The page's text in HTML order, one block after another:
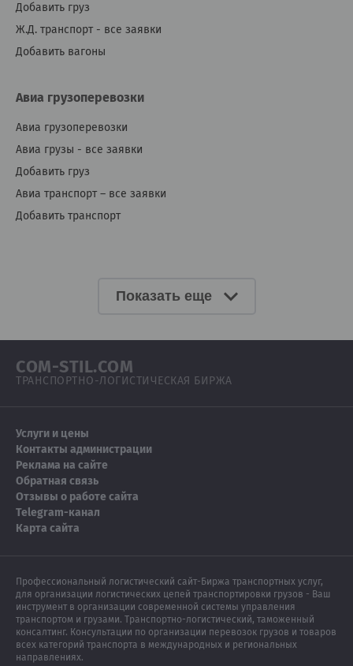
Добавить груз
Ж.Д. транспорт - все заявки
Добавить вагоны
Авиа грузоперевозки
Авиа грузоперевозки
Авиа грузы - все заявки
Добавить груз
Авиа транспорт – все заявки
Добавить транспорт
Показать еще
COM-STIL.COM
ТРАНСПОРТНО-ЛОГИСТИЧЕСКАЯ БИРЖА
Услуги и цены
Контакты администрации
Реклама на сайте
Обратная связь
Отзывы о работе сайта
Telegram-канал
Карта сайта
Профессиональный логистический сайт-Биржа транспортных услуг,
для организации логистических цепей транспортировки грузов - Ваш
инструмент в организации современной системы управления
транспортом и грузами. Транспортно-логистический, таможенный
консалтинг. Консультации по организации перевозок грузов и товаров
всех категорий транспорта в международных и региональных
направлениях.